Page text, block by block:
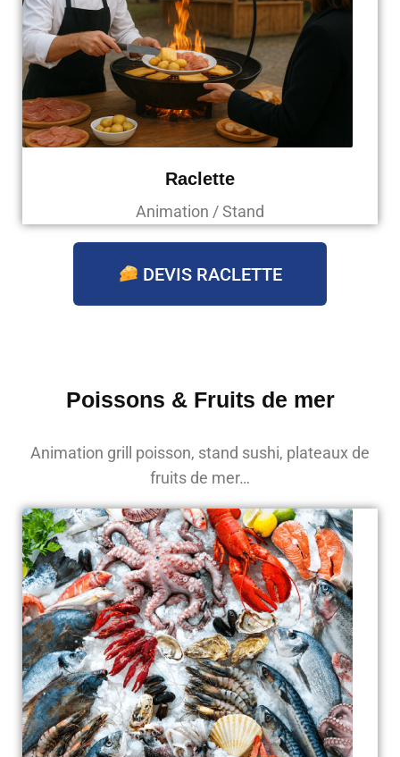
Raclette
Animation / Stand
DEVIS RACLETTE
Poissons & Fruits de mer
Animation grill poisson, stand sushi, plateaux de
fruits de mer…